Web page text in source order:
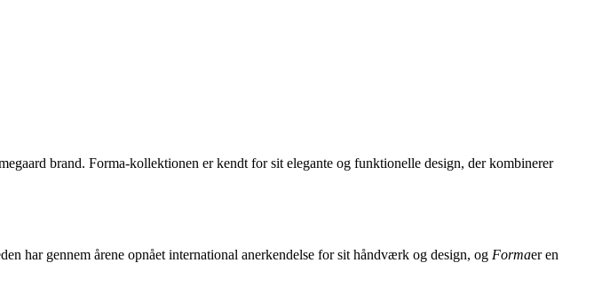
brand. Forma-kollektionen er kendt for sit elegante og funktionelle design, der kombinerer
har gennem årene opnået international anerkendelse for sit håndværk og design, og Formaer en